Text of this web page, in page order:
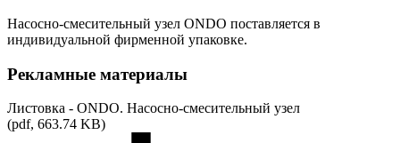
Насосно-смесительный узел ONDO поставляется в
индивидуальной фирменной упаковке.
Рекламные материалы
Листовка - ONDO. Насосно-смесительный узел
(pdf, 663.74 KB)